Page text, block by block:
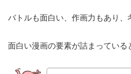
バトルも面白い、作画力もあり、
面白い漫画の要素が詰まっている